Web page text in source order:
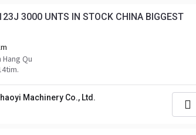
3000 UNTS IN STOCK CHINA BIGGEST
Hang Qu
Machinery Co., Ltd.